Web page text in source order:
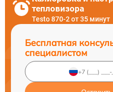
тепловизора
Testo 870-2 от 35 минут
Бесплатная
специалистом